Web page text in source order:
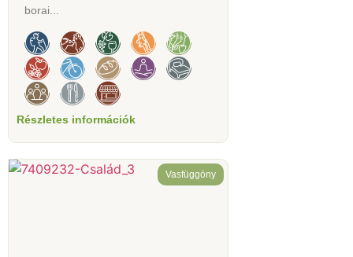
borai...
Részletes információk
Vasfüggöny